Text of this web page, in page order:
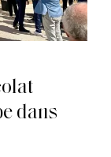
dans